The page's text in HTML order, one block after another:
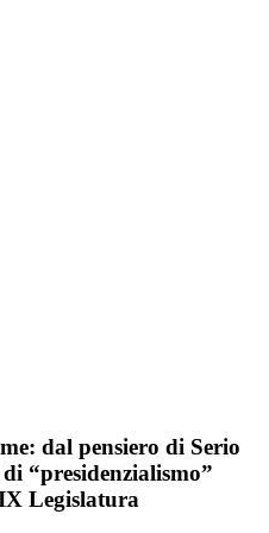
dal pensiero di Serio
“presidenzialismo”
Legislatura